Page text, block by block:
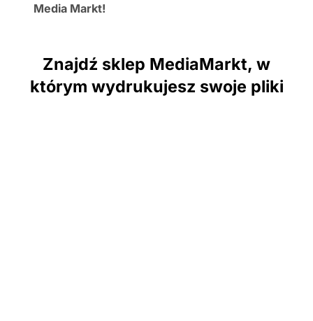
Media Markt!
Znajdź sklep MediaMarkt, w
którym wydrukujesz swoje pliki